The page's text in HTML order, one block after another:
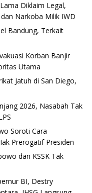
Diklaim Legal,
Narkoba Milik IWD
Bandung, Terkait
Korban Banjir
Utama
Jatuh di San Diego,
2026, Nasabah Tak
Soroti Cara
Prerogatif Presiden
dan KSSK Tak
BI, Destry